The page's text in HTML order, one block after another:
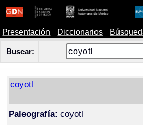
Presentación Diccionarios
Buscar:
coyotl
Paleografía: coyotl